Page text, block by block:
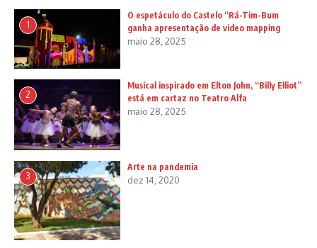
1
O espetáculo do Castelo “Rá-Tim-Bum
ganha apresentação de video mapping
maio 28, 2025
2
Musical inspirado em Elton John, “Billy Elliot”
está em cartaz no Teatro Alfa
maio 28, 2025
3
Arte na pandemia
dez 14, 2020